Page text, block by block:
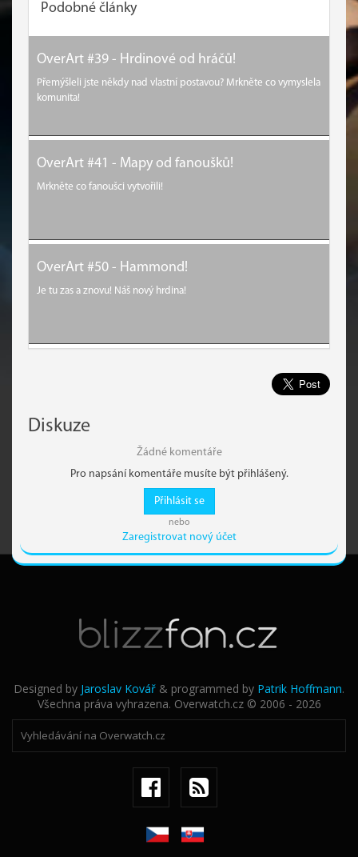
Podobné články
OverArt #39 - Hrdinové od hráčů!
Přemýšleli jste někdy nad vlastní postavou? Mrkněte co vymyslela
komunita!
OverArt #41 - Mapy od fanoušků!
Mrkněte co fanoušci vytvořili!
OverArt #50 - Hammond!
Je tu zas a znovu! Náš nový hrdina!
Diskuze
Žádné komentáře
Pro napsání komentáře musíte být přihlášený.
Přihlásit se
nebo
Zaregistrovat nový účet
Designed by Jaroslav Kovář & programmed by Patrik Hoffmann.
Všechna práva vyhrazena. Overwatch.cz © 2006 - 2026